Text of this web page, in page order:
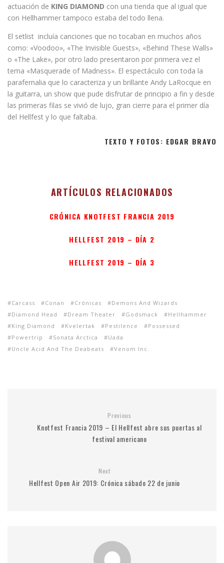
actuación de KING DIAMOND con una tienda que al igual que
con Hellhammer tampoco estaba del todo llena.
El setlist incluía canciones que no tocaban en muchos años
como: «Voodoo», «The Invisible Guests», «Behind These Walls»
o «The Lake», por otro lado presentaron por primera vez el
tema «Masquerade of Madness». El espectáculo con toda la
parafernalia que lo caracteriza y un brillante Andy LaRocque en
la guitarra, un show que pude disfrutar de principio a fin y desde
las primeras filas se vivió de lujo, gran cierre para el primer día
del Hellfest y lo que faltaba.
TEXTO Y FOTOS: EDGAR BRAVO
ARTÍCULOS RELACIONADOS
CRÓNICA KNOTFEST FRANCIA 2019
HELLFEST 2019 – DÍA 2
HELLFEST 2019 – DÍA 3
Carcass Conan Crónicas
Demons And Wizards
Diamond Head
Dream Theater Godsmack
Hellhammer
King Diamond
Kvelertak Pestilence
Possessed
Powertrip
Sonata Arctica
Uada
Uncle Acid And The Deabeats
Venom Inc.
Previous
Knotfest Francia 2019 – El Hellfest abre sus puertas al
festival americano
Next
Hellfest Open Air 2019: Crónica sábado 22 de junio